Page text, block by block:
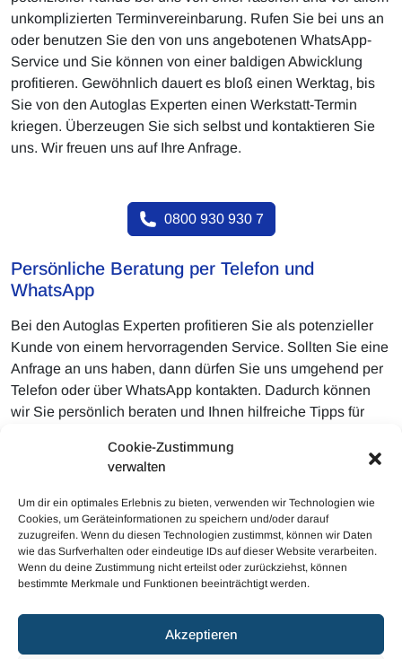
Cookie-Zustimmung
verwalten
Um dir ein optimales Erlebnis zu bieten, verwenden wir Technologien wie
Cookies, um Geräteinformationen zu speichern und/oder darauf
zuzugreifen. Wenn du diesen Technologien zustimmst, können wir Daten
wie das Surfverhalten oder eindeutige IDs auf dieser Website verarbeiten.
Wenn du deine Zustimmung nicht erteilst oder zurückziehst, können
bestimmte Merkmale und Funktionen beeinträchtigt werden.
Akzeptieren
unkomplizierten Terminvereinbarung. Rufen Sie bei uns an
oder benutzen Sie den von uns angebotenen WhatsApp-
Service und Sie können von einer baldigen Abwicklung
profitieren. Gewöhnlich dauert es bloß einen Werktag, bis
Sie von den Autoglas Experten einen Werkstatt-Termin
kriegen. Überzeugen Sie sich selbst und kontaktieren Sie
uns. Wir freuen uns auf Ihre Anfrage.
0800 930 930 7
Persönliche Beratung per Telefon und
WhatsApp
Bei den Autoglas Experten profitieren Sie als potenzieller
Kunde von einem hervorragenden Service. Sollten Sie eine
Anfrage an uns haben, dann dürfen Sie uns umgehend per
Telefon oder über WhatsApp kontakten. Dadurch können
wir Sie persönlich beraten und Ihnen hilfreiche Tipps für
Sie über WhatsApp ebenso direkt einen Einsatztermin mit
den Autoglas Experten ausmachen. Somit ist für die
reibungslose Auftragsabwicklung gesorgt.
© 2023 Mobiler Autoglas